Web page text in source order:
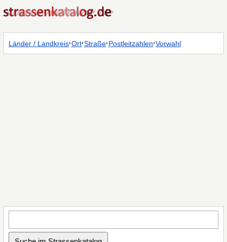
Länder / Landkreis·Ort·Straße·Postleitzahlen·Vorwahl